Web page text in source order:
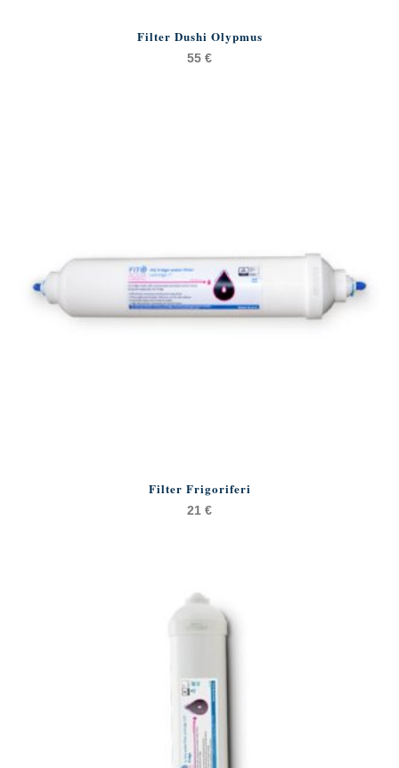
Filter Dushi Olypmus
55 €
Filter Frigoriferi
21 €